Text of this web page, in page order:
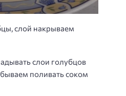
слой накрываем
слои голубцов
поливать соком